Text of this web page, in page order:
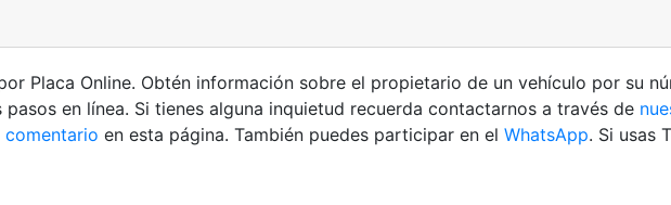
Placa Online. Obtén información sobre el propietario de un vehículo por su
en línea. Si tienes alguna inquietud recuerda contactarnos a través de
comentario en esta página. También puedes participar en el WhatsApp. Si usas